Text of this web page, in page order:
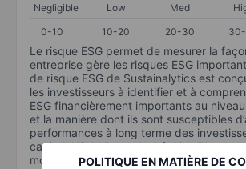
POLITIQUE EN MATIÈRE DE
Negligible Low Med
0-10
10-20 20-30
Le risque ESG permet de mesurer la
entreprise gère les risques ESG
de risque ESG de Sustainalytics est
les investisseurs à identifier et à
ESG financièrement importants au
et la manière dont ils sont susceptibles
performances à long terme des
capital. L’échelle va de 0 à 100. Plus le
moins il est important (0 équivaut à